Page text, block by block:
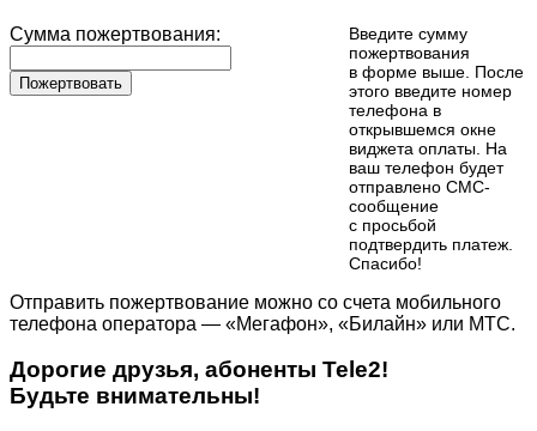
Сумма пожертвования:
Пожертвовать
Введите сумму
пожертвования
в форме выше. После
этого введите номер
телефона в
открывшемся окне
виджета оплаты. На
ваш телефон будет
отправлено СМС-
сообщение
с просьбой
подтвердить платеж.
Cпасибо!
Отправить пожертвование можно со счета мобильного
телефона оператора — «Мегафон», «Билайн» или МТС.
Дорогие друзья, абоненты Tele2!
Будьте внимательны!